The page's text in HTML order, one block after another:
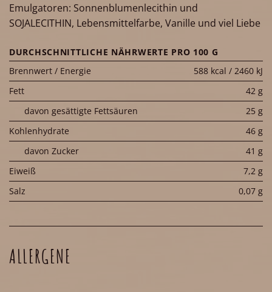
Emulgatoren: Sonnenblumenlecithin und
SOJALECITHIN, Lebensmittelfarbe, Vanille und viel Liebe
DURCHSCHNITTLICHE NÄHRWERTE PRO 100 G
Brennwert / Energie
588 kcal / 2460 kJ
Fett
42 g
davon gesättigte Fettsäuren
25 g
Kohlenhydrate
46 g
davon Zucker
41 g
Eiweiß
7,2 g
Salz
0,07 g
ALLERGENE